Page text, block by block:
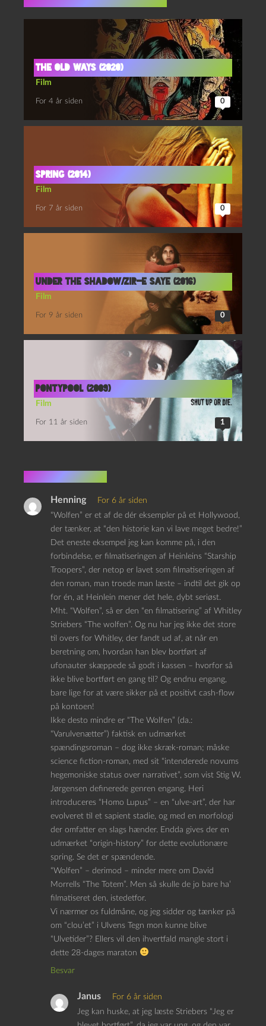
The old ways (2020)
Film
For 4 år siden 0
Spring (2014)
Film
For 7 år siden 0
Under the Shadow/Zir-e Saye (2016)
Film
For 9 år siden 0
Pontypool (2009)
Film
For 11 år siden 1
4 kommentarer
Henning
For 6 år siden
“Wolfen” er et af de dér eksempler på et Hollywood,
der tænker, at “den historie kan vi lave meget bedre!”
Det eneste eksempel jeg kan komme på, i den
forbindelse, er filmatiseringen af Heinleins “Starship
Troopers”, der netop er lavet som filmatiseringen af
den roman, man troede man læste – indtil det gik op
for én, at Heinlein mener det hele, dybt seriøst.
Mht. “Wolfen”, så er den “en filmatisering” af Whitley
Striebers “The wolfen”. Og nu har jeg ikke det store
til overs for Whitley, der fandt ud af, at når en
beretning om, hvordan han blev bortført af
ufonauter skæppede så godt i kassen – hvorfor så
ikke blive bortført en gang til? Og endnu engang,
bare lige for at være sikker på et positivt cash-flow
på kontoen!
Ikke desto mindre er “The Wolfen” (da.:
“Varulvenætter”) faktisk en udmærket
spændingsroman – dog ikke skræk-roman; måske
science fiction-roman, med sit “intenderede novums
hegemoniske status over narrativet”, som vist Stig W.
Jørgensen definerede genren engang. Heri
introduceres “Homo Lupus” – en “ulve-art”, der har
evolveret til et sapient stadie, og med en morfologi
der omfatter en slags hænder. Endda gives der en
udmærket “origin-history” for dette evolutionære
spring. Se det er spændende.
“Wolfen” – derimod – minder mere om David
Morrells “The Totem”. Men så skulle de jo bare ha’
filmatiseret den, istedetfor.
Vi nærmer os fuldmåne, og jeg sidder og tænker på
om “clou’et” i Ulvens Tegn mon kunne blive
“Ulvetider”? Ellers vil den ihvertfald mangle stort i
dette 28-dages maraton
Besvar
Janus
For 6 år siden
Jeg kan huske, at jeg læste Striebers “Jeg er